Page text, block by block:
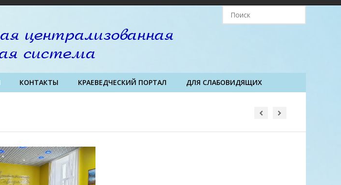
КОНТАКТЫ КРАЕВЕДЧЕСКИЙ ПОРТАЛ ДЛЯ СЛАБОВИДЯЩИХ